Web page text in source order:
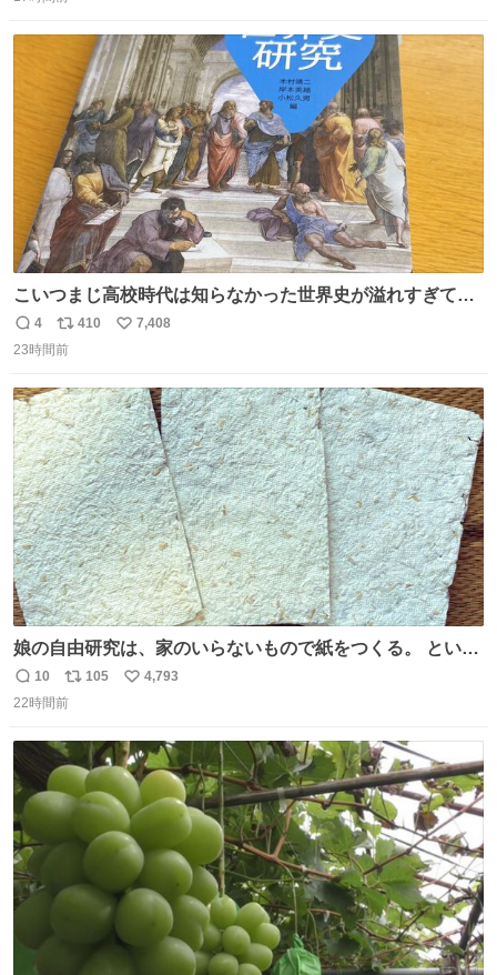
信
ポ
数
数
こいつまじ高校時代は知らなかった世界史が溢れすぎてて
𝑩𝑰𝑮 𝑳𝑶𝑽𝑬＿＿
返
信
4
リ
ポ
ト
数
410
い
数
7,408
23時間前
娘の自由研究は、家のいらないもので紙をつくる。 という
事でわたしの使わないリードが紙に変身しました😂
返
信
10
リ
ポ
ト
数
105
い
数
4,793
22時間前